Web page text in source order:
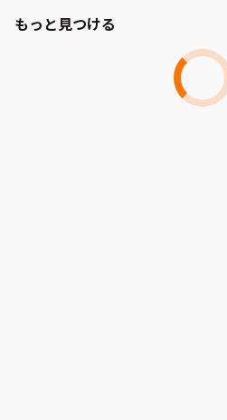
もっと見つける